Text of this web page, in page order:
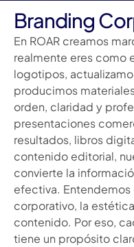
Branding
En ROAR creamos
realmente eres como
logotipos,
producimos
orden, claridad y
presentaciones
resultados, libros
contenido editorial,
convierte la
efectiva. Entendemos
corporativo, la
contenido. Por eso,
tiene un propósito